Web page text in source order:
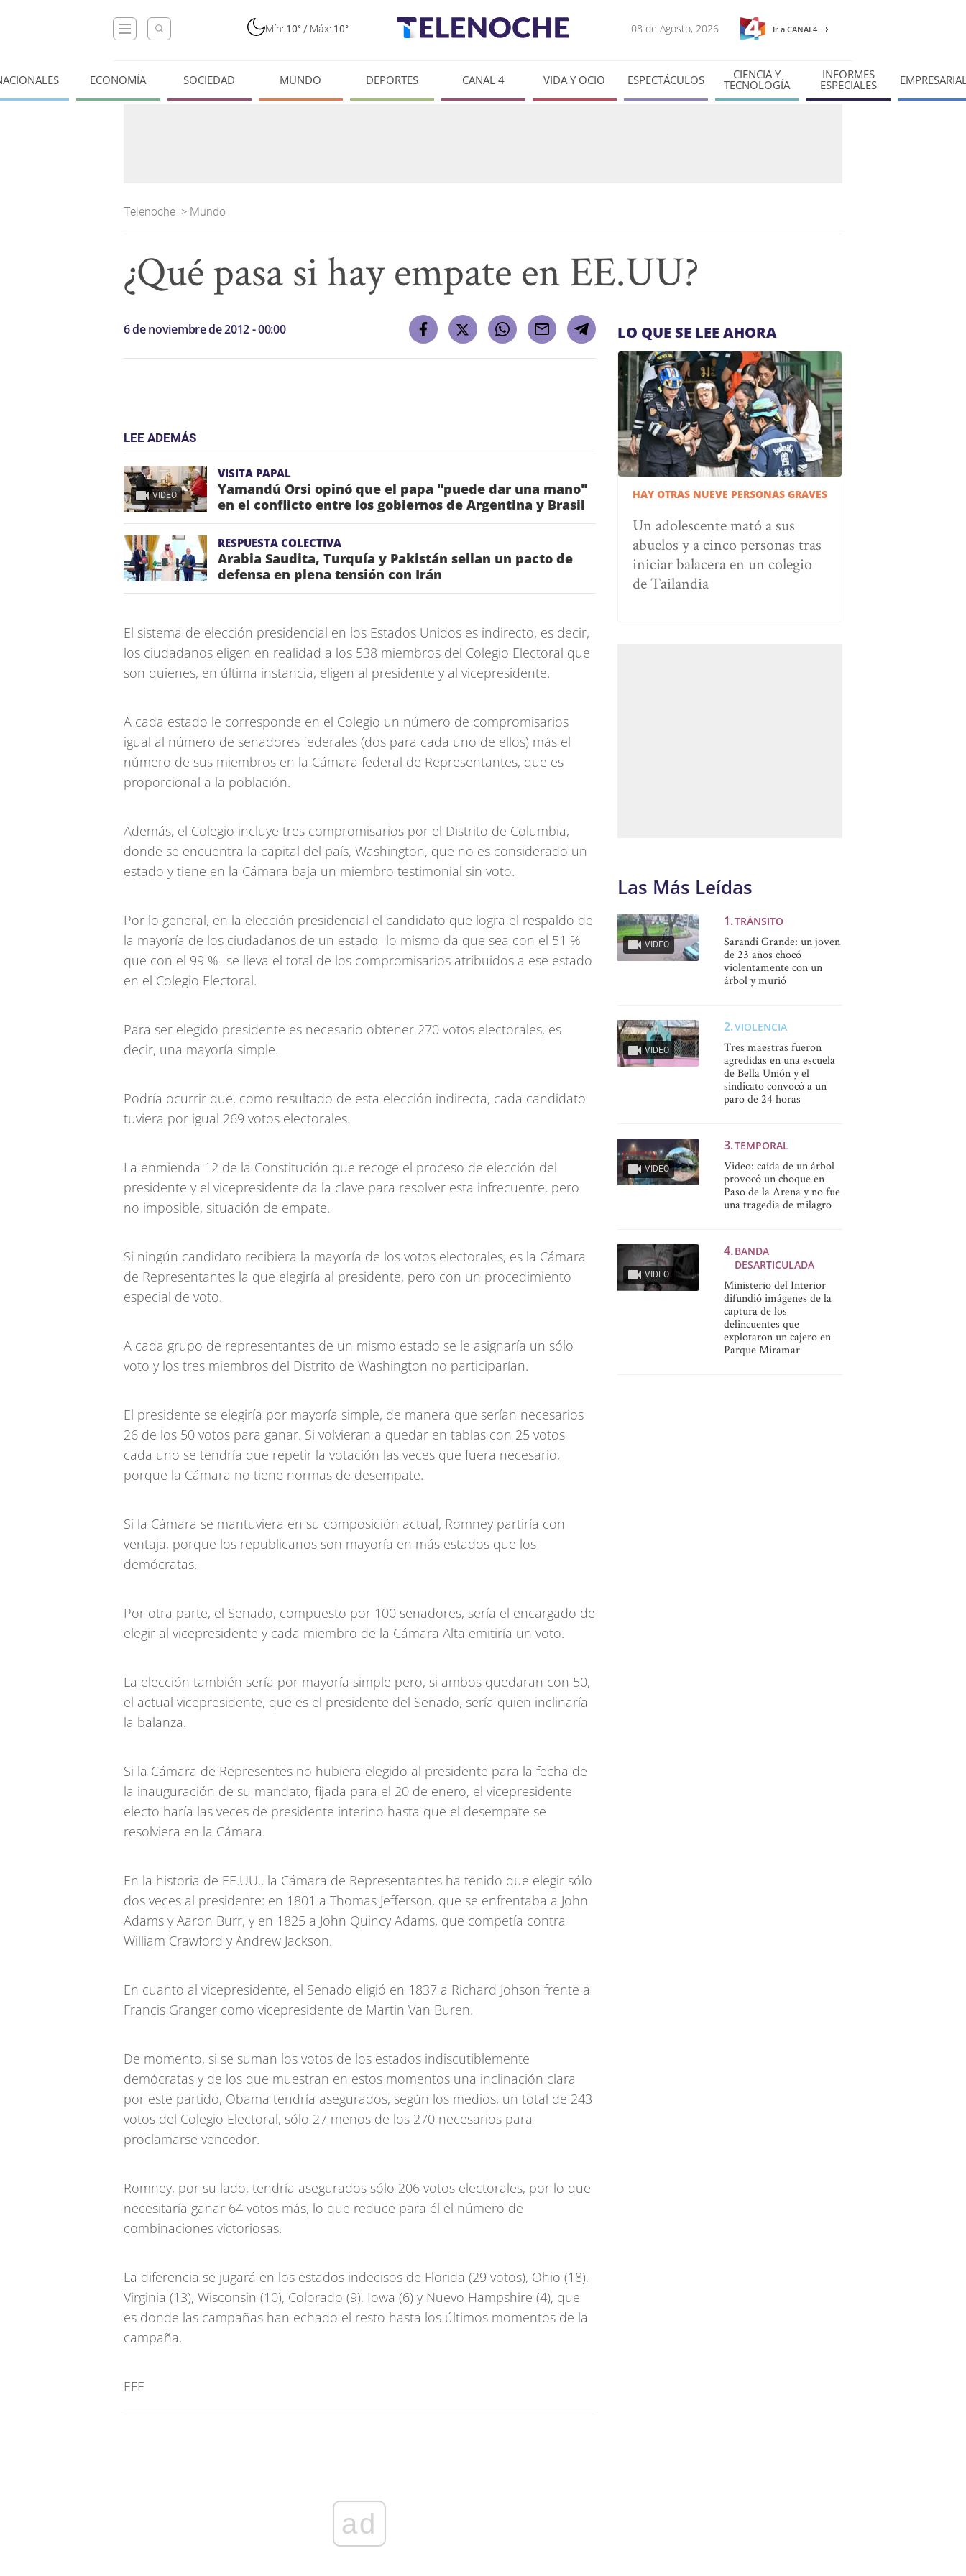
Mín: 10° / Máx: 10° 08 de Agosto, 2026 Ir a CANAL4
ECONOMÍA SOCIEDAD MUNDO DEPORTES CANAL 4 VIDA Y OCIO ESPECTÁCULOS CIENCIA Y
TECNOLOGÍA
INFORMES
ESPECIALES
Telenoche > Mundo
¿Qué pasa si hay empate en EE.UU?
6 de noviembre de 2012 - 00:00
LEE ADEMÁS
VIDEO
VISITA PAPAL
Yamandú Orsi opinó que el papa "puede dar una mano"
en el conflicto entre los gobiernos de Argentina y Brasil
RESPUESTA COLECTIVA
Arabia Saudita, Turquía y Pakistán sellan un pacto de
defensa en plena tensión con Irán
El sistema de elección presidencial en los Estados Unidos es indirecto, es decir,
los ciudadanos eligen en realidad a los 538 miembros del Colegio Electoral que
son quienes, en última instancia, eligen al presidente y al vicepresidente.
A cada estado le corresponde en el Colegio un número de compromisarios
igual al número de senadores federales (dos para cada uno de ellos) más el
número de sus miembros en la Cámara federal de Representantes, que es
proporcional a la población.
Además, el Colegio incluye tres compromisarios por el Distrito de Columbia,
donde se encuentra la capital del país, Washington, que no es considerado un
estado y tiene en la Cámara baja un miembro testimonial sin voto.
Por lo general, en la elección presidencial el candidato que logra el respaldo de
la mayoría de los ciudadanos de un estado -lo mismo da que sea con el 51 %
que con el 99 %- se lleva el total de los compromisarios atribuidos a ese estado
en el Colegio Electoral.
Para ser elegido presidente es necesario obtener 270 votos electorales, es
decir, una mayoría simple.
Podría ocurrir que, como resultado de esta elección indirecta, cada candidato
tuviera por igual 269 votos electorales.
La enmienda 12 de la Constitución que recoge el proceso de elección del
presidente y el vicepresidente da la clave para resolver esta infrecuente, pero
no imposible, situación de empate.
Si ningún candidato recibiera la mayoría de los votos electorales, es la Cámara
de Representantes la que elegiría al presidente, pero con un procedimiento
especial de voto.
A cada grupo de representantes de un mismo estado se le asignaría un sólo
voto y los tres miembros del Distrito de Washington no participarían.
El presidente se elegiría por mayoría simple, de manera que serían necesarios
26 de los 50 votos para ganar. Si volvieran a quedar en tablas con 25 votos
cada uno se tendría que repetir la votación las veces que fuera necesario,
porque la Cámara no tiene normas de desempate.
Si la Cámara se mantuviera en su composición actual, Romney partiría con
ventaja, porque los republicanos son mayoría en más estados que los
demócratas.
Por otra parte, el Senado, compuesto por 100 senadores, sería el encargado de
elegir al vicepresidente y cada miembro de la Cámara Alta emitiría un voto.
La elección también sería por mayoría simple pero, si ambos quedaran con 50,
el actual vicepresidente, que es el presidente del Senado, sería quien inclinaría
la balanza.
Si la Cámara de Representes no hubiera elegido al presidente para la fecha de
la inauguración de su mandato, fijada para el 20 de enero, el vicepresidente
electo haría las veces de presidente interino hasta que el desempate se
resolviera en la Cámara.
En la historia de EE.UU., la Cámara de Representantes ha tenido que elegir sólo
dos veces al presidente: en 1801 a Thomas Jefferson, que se enfrentaba a John
Adams y Aaron Burr, y en 1825 a John Quincy Adams, que competía contra
William Crawford y Andrew Jackson.
En cuanto al vicepresidente, el Senado eligió en 1837 a Richard Johson frente a
Francis Granger como vicepresidente de Martin Van Buren.
De momento, si se suman los votos de los estados indiscutiblemente
demócratas y de los que muestran en estos momentos una inclinación clara
por este partido, Obama tendría asegurados, según los medios, un total de 243
votos del Colegio Electoral, sólo 27 menos de los 270 necesarios para
proclamarse vencedor.
Romney, por su lado, tendría asegurados sólo 206 votos electorales, por lo que
necesitaría ganar 64 votos más, lo que reduce para él el número de
combinaciones victoriosas.
La diferencia se jugará en los estados indecisos de Florida (29 votos), Ohio (18),
Virginia (13), Wisconsin (10), Colorado (9), Iowa (6) y Nuevo Hampshire (4), que
es donde las campañas han echado el resto hasta los últimos momentos de la
campaña.
EFE
ad
LO QUE SE LEE AHORA
HAY OTRAS NUEVE PERSONAS GRAVES
Un adolescente mató a sus
abuelos y a cinco personas tras
iniciar balacera en un colegio
de Tailandia
Las Más Leídas
VIDEO
TRÁNSITO
Sarandí Grande: un joven
de 23 años chocó
violentamente con un
árbol y murió
VIDEO
VIOLENCIA
Tres maestras fueron
agredidas en una escuela
de Bella Unión y el
sindicato convocó a un
paro de 24 horas
VIDEO
TEMPORAL
Video: caída de un árbol
provocó un choque en
Paso de la Arena y no fue
una tragedia de milagro
VIDEO
BANDA
DESARTICULADA
Ministerio del Interior
difundió imágenes de la
captura de los
delincuentes que
explotaron un cajero en
Parque Miramar